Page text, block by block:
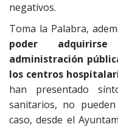
negativos.
Toma la Palabra,
poder
administración
los centros
han presentado
sanitarios, no
caso, desde el